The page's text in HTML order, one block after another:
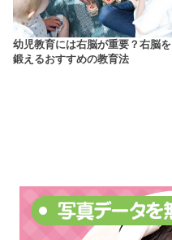
幼児教育には右脳が重要？右脳を
鍛えるおすすめの教育法